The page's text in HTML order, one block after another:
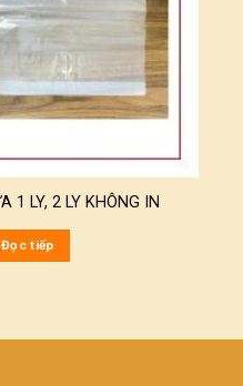
1 LY, 2 LY KHÔNG IN
Đọc tiếp